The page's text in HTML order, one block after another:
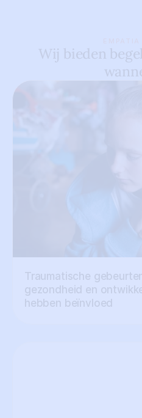
Wij bieden
Traumatische
gezondheid en
hebben beïnvloed